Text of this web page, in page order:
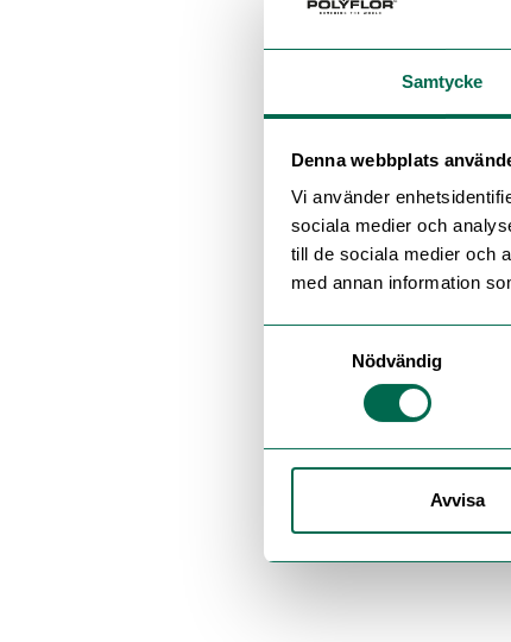
Samtycke
Denna webbplats
Vi använder
sociala medier och
till de sociala medier och
med annan information
Nödvändig
Avvisa